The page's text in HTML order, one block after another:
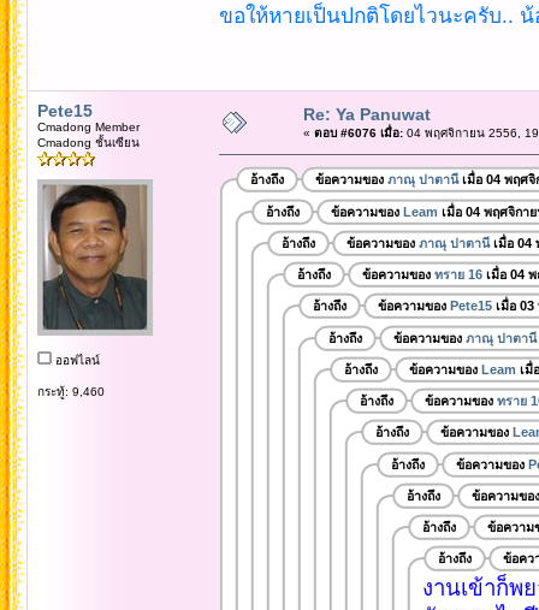
ขอให้หายเป็นปกติโดยไวนะครับ.. น้
Pete15
Cmadong Member
Cmadong ชั้นเซียน
ออฟไลน์
กระทู้: 9,460
Re: Ya Panuwat
« ตอบ #6076 เมื่อ:04 พฤศจิกายน 2556,
อ้างถึง ข้อความของ ภาณุ ปาตานีเมื่อ 04 พฤศจิ
อ้างถึง ข้อความของ Leam เมื่อ 04 พฤศจิกา
อ้างถึง ข้อความของ ภาณุ ปาตานีเมื่อ 04
อ้างถึง ข้อความของ ทราย 16เมื่อ 04 พ
อ้างถึง ข้อความของ Pete15เมื่อ 03
อ้างถึง ข้อความของ ภาณุ ปาตานี
อ้างถึง ข้อความของ Leam เมื่
อ้างถึง ข้อความของ ทราย
อ้างถึง ข้อความของ
อ้างถึง ข้อความของ
อ้างถึง ข้อความขอ
อ้างถึง ข้อความ
อ้างถึง ข้อคว
งานเข้าก็พ